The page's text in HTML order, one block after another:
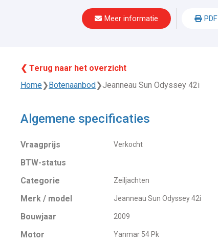
Meer informatie
❮ Terug naar het overzicht
Home❯ Botenaanbod ❯Jeanneau Sun Odyssey 42i
Algemene specificaties
Vraagprijs Verkocht
BTW-status
Categorie
Zeiljachten
Merk / model Jeanneau Sun Odyssey 42i
Bouwjaar 2009
Motor Yanmar 54 Pk